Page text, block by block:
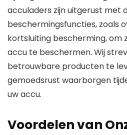
acculaders zijn uitgerust met
beschermingsfuncties, zoals
kortsluiting bescherming, om
accu te beschermen. Wij
betrouwbare producten te
gemoedsrust waarborgen
uw accu.
Voordelen van